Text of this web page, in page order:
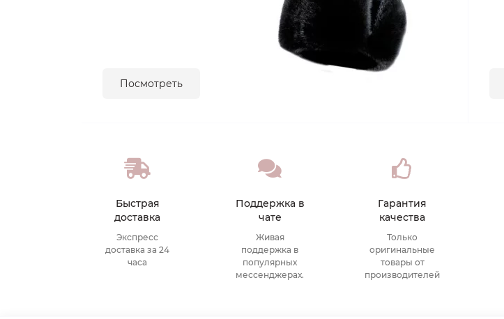
Посмотреть
Быстрая
доставка
Экспресс
доставка за 24
часа
Поддержка в
чате
Живая
поддержка в
популярных
мессенджерах.
Гарантия
качества
Только
оригинальные
товары от
производителей